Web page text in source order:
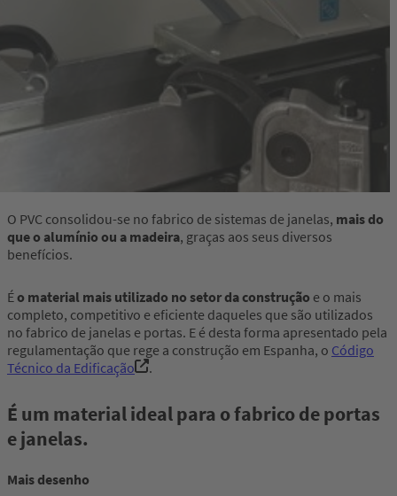
O PVC consolidou-se no fabrico de sistemas de janelas, mais do
que o alumínio ou a madeira, graças aos seus diversos
benefícios.
Éo material mais utilizado no setor da construção e o mais
completo, competitivo e eficiente daqueles que são utilizados
no fabrico de janelas e portas. E é desta forma apresentado pela
regulamentação que rege a construção em Espanha, o Código
Técnico da Edificação
.
É um material ideal para o fabrico de portas
e janelas.
Mais desenho